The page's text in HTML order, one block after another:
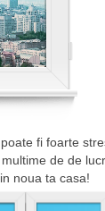
fi foarte
de de
noua ta casa!